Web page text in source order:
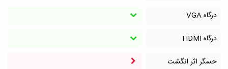
درگاه VGA
درگاه HDMI
حسگر اثر انگشت